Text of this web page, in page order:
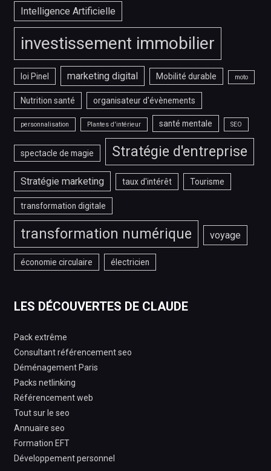
Intelligence Artificielle
investissement immobilier
loi Pinel marketing digital Mobilité durable moto
Nutrition santé organisateur d'évènements
personnalisation Plantes d'intérieur santé mentale SEO
spectacle de magie Stratégie d'entreprise
Stratégie marketing taux d'intérêt Tourisme
transformation digitale
transformation numérique voyage
économie circulaire électricien
LES DÉCOUVERTES DE CLAUDE
Pack extrême
Consultant référencement seo
Déménagement Paris
Packs netlinking
Référencement web
Tout sur le seo
Annuaire seo
Formation EFT
Développement personnel